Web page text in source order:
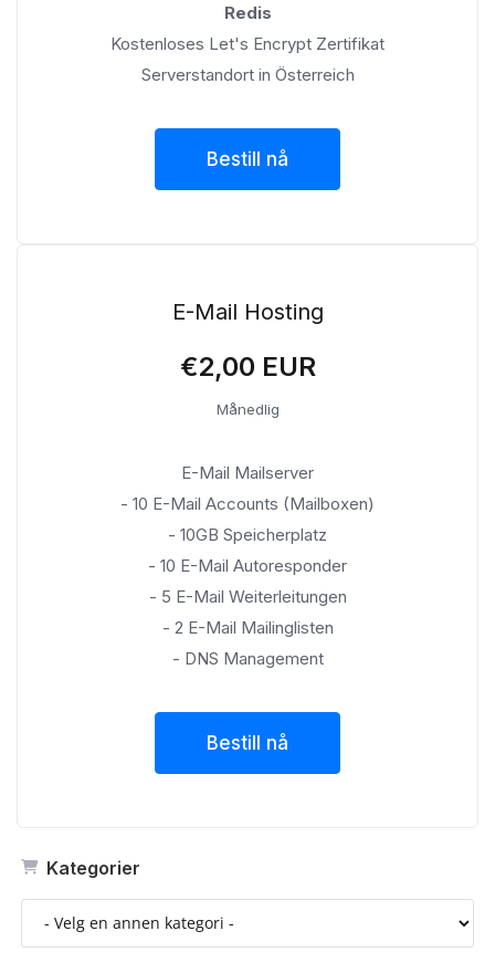
Kategorier
Redis
Kostenloses Let's Encrypt Zertifikat
Serverstandort in Österreich
Bestill nå
E-Mail Hosting
€2,00 EUR
Månedlig
E-Mail Mailserver
- 10 E-Mail Accounts (Mailboxen)
- 10GB Speicherplatz
- 10 E-Mail Autoresponder
- 5 E-Mail Weiterleitungen
- 2 E-Mail Mailinglisten
- DNS Management
Bestill nå